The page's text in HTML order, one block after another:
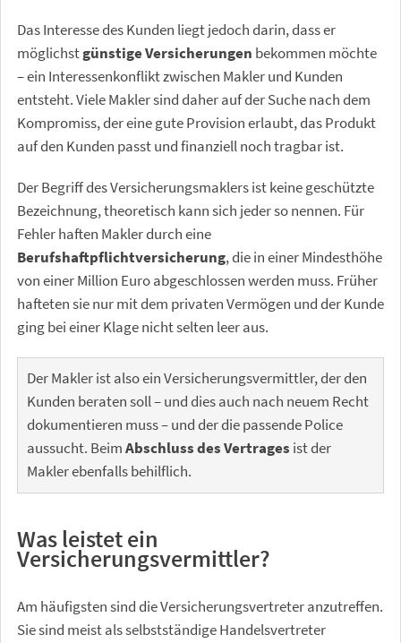
Das Interesse des Kunden liegt jedoch darin, dass er
möglichstgünstige Versicherungen bekommen möchte
– ein Interessenkonflikt zwischen Makler und Kunden
entsteht. Viele Makler sind daher auf der Suche nach dem
Kompromiss, der eine gute Provision erlaubt, das Produkt
auf den Kunden passt und finanziell noch tragbar ist.
Der Begriff des Versicherungsmaklers ist keine geschützte
Bezeichnung, theoretisch kann sich jeder so nennen. Für
Fehler haften Makler durch eine
Berufshaftpflichtversicherung, die in einer Mindesthöhe
von einer Million Euro abgeschlossen werden muss. Früher
hafteten sie nur mit dem privaten Vermögen und der Kunde
ging bei einer Klage nicht selten leer aus.
Der Makler ist also ein Versicherungsvermittler, der den
Kunden beraten soll – und dies auch nach neuem Recht
dokumentieren muss – und der die passende Police
aussucht. BeimAbschluss des Vertrages ist der
Makler ebenfalls behilflich.
Was leistet ein
Versicherungsvermittler?
Am häufigsten sind die Versicherungsvertreter anzutreffen.
Sie sind meist als selbstständige Handelsvertreter